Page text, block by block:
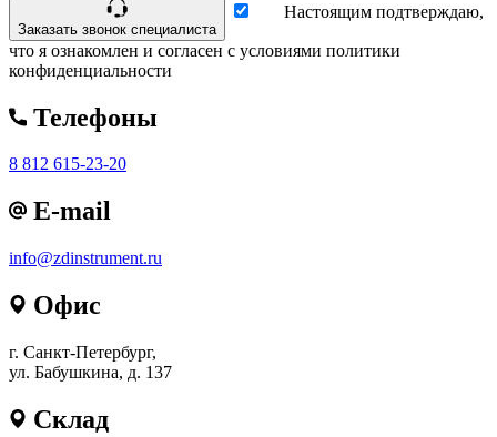
Заказать звонок специалиста
Настоящим подтверждаю,
что я ознакомлен и согласен с условиями политики
конфиденциальности
Телефоны
8 812 615-23-20
E-mail
info@zdinstrument.ru
Офис
г. Санкт-Петербург,
ул. Бабушкина, д. 137
Склад